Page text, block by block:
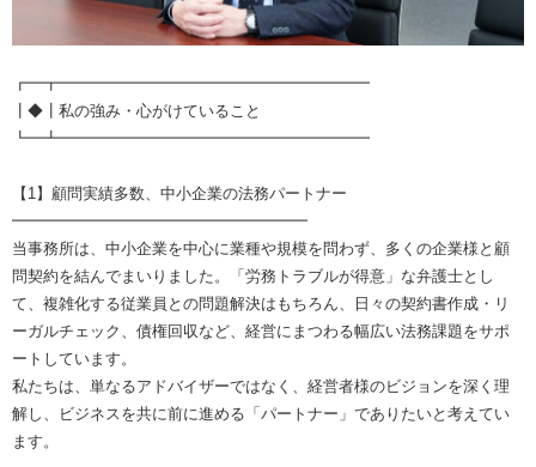
┏━┳━━━━━━━━━━━━━━━━━━━━
┃◆┃私の強み・心がけていること
┗━┻━━━━━━━━━━━━━━━━━━━━
【1】顧問実績多数、中小企業の法務パートナー
━━━━━━━━━━━━━━━━━━━
当事務所は、中小企業を中心に業種や規模を問わず、多くの企業様と顧
問契約を結んでまいりました。「労務トラブルが得意」な弁護士とし
て、複雑化する従業員との問題解決はもちろん、日々の契約書作成・リ
ーガルチェック、債権回収など、経営にまつわる幅広い法務課題をサポ
ートしています。
私たちは、単なるアドバイザーではなく、経営者様のビジョンを深く理
解し、ビジネスを共に前に進める「パートナー」でありたいと考えてい
ます。